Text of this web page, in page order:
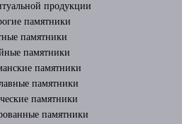
продукции
памятники
памятники
памятники
памятники
памятники
памятники
памятники